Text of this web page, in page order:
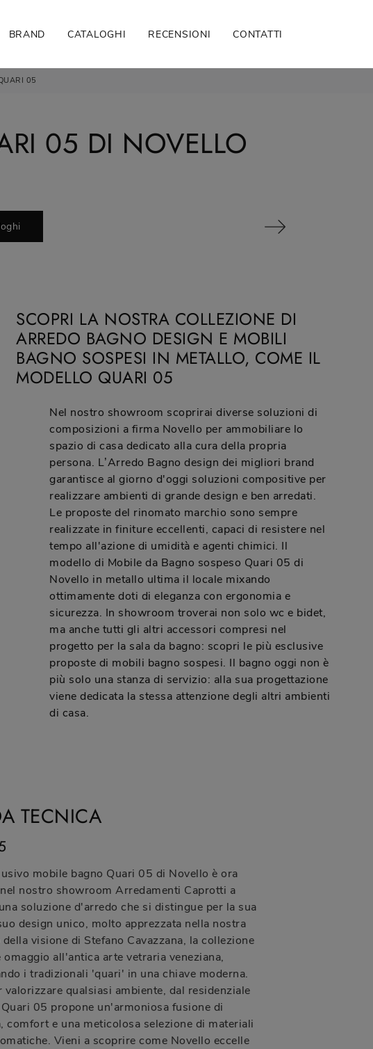
BRAND CATALOGHI RECENSIONI CONTATTI
05
05 DI NOVELLO
SCOPRI LA NOSTRA COLLEZIONE DI
ARREDO BAGNO DESIGN E MOBILI
BAGNO SOSPESI IN METALLO, COME IL
MODELLO QUARI 05
Nel nostro showroom scoprirai diverse soluzioni di
composizioni a firma Novello per ammobiliare lo
spazio di casa dedicato alla cura della propria
persona. L’Arredo Bagno design dei migliori brand
garantisce al giorno d'oggi soluzioni compositive per
realizzare ambienti di grande design e ben arredati.
Le proposte del rinomato marchio sono sempre
realizzate in finiture eccellenti, capaci di resistere nel
tempo all'azione di umidità e agenti chimici. Il
modello di Mobile da Bagno sospeso Quari 05 di
Novello in metallo ultima il locale mixando
ottimamente doti di eleganza con ergonomia e
sicurezza. In showroom troverai non solo wc e bidet,
ma anche tutti gli altri accessori compresi nel
progetto per la sala da bagno: scopri le più esclusive
proposte di mobili bagno sospesi. Il bagno oggi non è
più solo una stanza di servizio: alla sua progettazione
viene dedicata la stessa attenzione degli altri ambienti
di casa.
TECNICA
mobile bagno Quari 05 di Novello è ora
nostro showroom Arredamenti Caprotti a
soluzione d'arredo che si distingue per la sua
design unico, molto apprezzata nella nostra
visione di Stefano Cavazzana, la collezione
omaggio all'antica arte vetraria veneziana,
i tradizionali 'quari' in una chiave moderna.
valorizzare qualsiasi ambiente, dal residenziale
05 propone un'armoniosa fusione di
comfort e una meticolosa selezione di materiali
Vieni a scoprire come Novello eccelle